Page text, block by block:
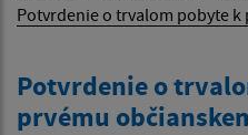
Potvrdenie o trvalom pobyte
Potvrdenie o
prvému